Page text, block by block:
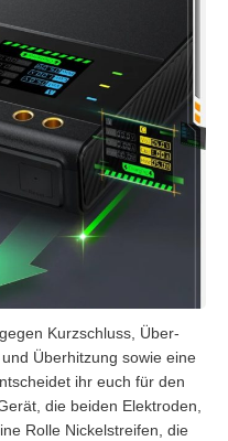
gegen Kurzschluss, Über-
Überhitzung sowie eine
ihr euch für den
die beiden Elektroden,
Rolle Nickelstreifen, die